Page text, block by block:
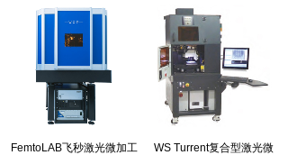
FemtoLAB飞秒激光微加工
WS Turrent复合型激光微